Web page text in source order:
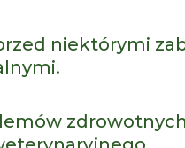
niektórymi